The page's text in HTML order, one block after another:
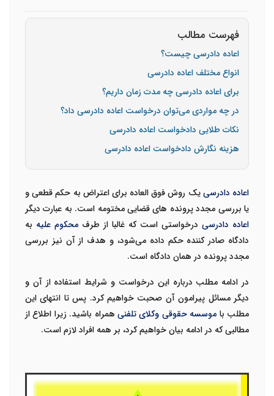
فهرست مطالب
اعاده دادرسی چیست؟
انواع مختلف اعاده دادرسی
برای اعاده دادرسی چه مدت زمان داریم؟
در چه مواردی می‌توان درخواست اعاده دادرسی داد؟
نکات طلایی دادخواست اعاده دادرسی
هزینه نگارش دادخواست اعاده دادرسی
اعاده دادرسییک روش فوق العاده برای اعتراض به حکم قطعی و
یا بررسی مجدد پرونده های قضایی مختومه است. به عبارت دیگر
اعاده دادرسی درخواستی است که غالبا از طرف محکوم علیه به
دادگاه صادر کننده حکم داده می‌شود، و هدف از آن نیز بررسی
مجدد پرونده در همان دادگاه است.
در ادامه مطلب درباره این درخواست و شرایط استفاده از آن و
دیگر مسائل پیرامون آن صحبت خواهیم کرد. پس تا انتهای این
مطلب با موسسه حقوقی وکلای تلفنی همراه باشید. زیرا اطلاع از
مطالبی که در ادامه بیان خواهیم کرد، بر همه افراد لازم است.